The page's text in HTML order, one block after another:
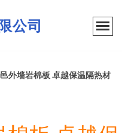
公司
外墙岩棉板 卓越保温隔热材